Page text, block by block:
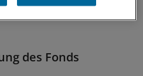
des Fonds